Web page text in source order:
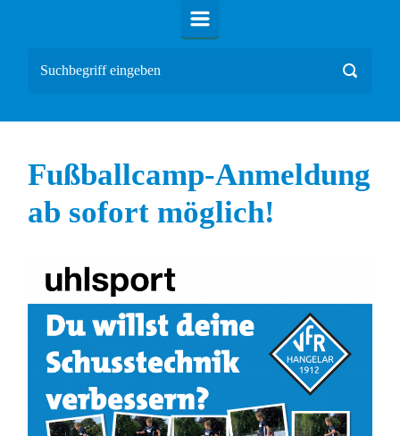
Fußballcamp-Anmeldung
ab sofort möglich!